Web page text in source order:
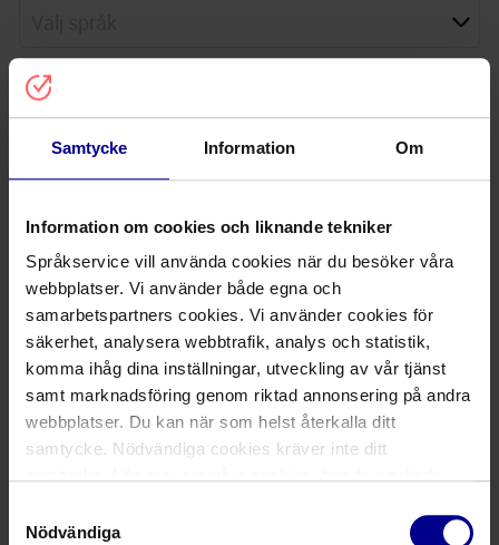
Samtycke Information Om
Information om cookies och liknande tekniker
Språkservice vill använda cookies när du besöker våra
webbplatser. Vi använder både egna och
samarbetspartners cookies. Vi använder cookies för
säkerhet, analysera webbtrafik, analys och statistik,
komma ihåg dina inställningar, utveckling av vår tjänst
samt marknadsföring genom riktad annonsering på andra
webbplatser. Du kan när som helst återkalla ditt
samtycke. Nödvändiga cookies kräver inte ditt
Cookiepolicy
Nödvändiga
Till (ett eller flera målspråk)
Övrig information
Bifoga material